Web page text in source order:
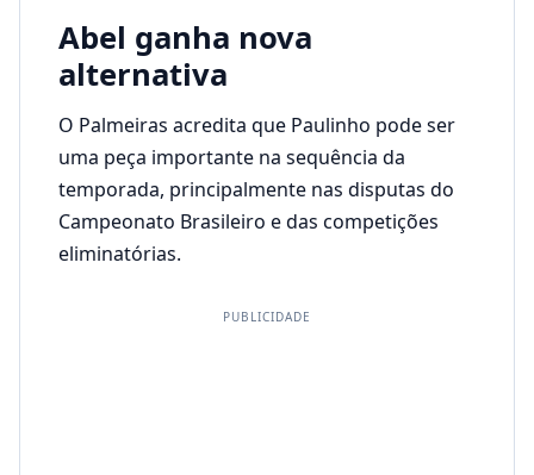
Abel ganha nova
alternativa
O Palmeiras acredita que Paulinho pode ser
uma peça importante na sequência da
temporada, principalmente nas disputas do
Campeonato Brasileiro e das competições
eliminatórias.
PUBLICIDADE